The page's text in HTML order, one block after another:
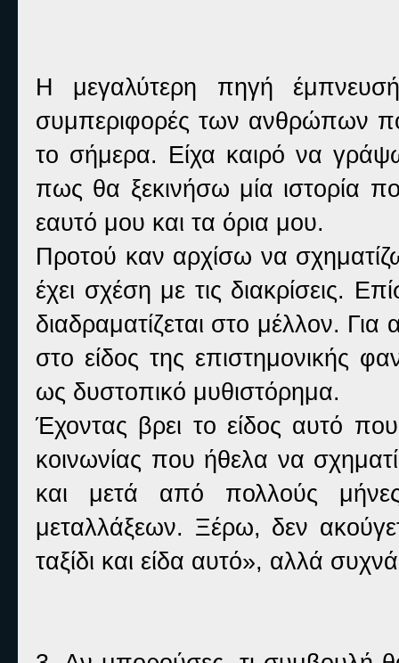
Η μεγαλύτερη πηγή
συμπεριφορές των ανθρώπων
το σήμερα. Είχα καιρό να
πως θα ξεκινήσω μία ιστορία
εαυτό μου και τα όρια μου.
Προτού καν αρχίσω να
έχει σχέση με τις διακρίσεις.
διαδραματίζεται στο μέλλον.
στο είδος της επιστημονικής
ως δυστοπικό μυθιστόρημα.
Έχοντας βρει το είδος αυτό
κοινωνίας που ήθελα να
και μετά από πολλούς
μεταλλάξεων. Ξέρω, δεν
ταξίδι και είδα αυτό», αλλά